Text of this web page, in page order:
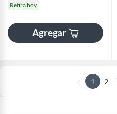
Retira hoy
Agregar
1 2